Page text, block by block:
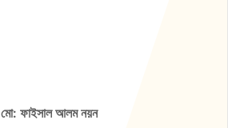
মো: ফাইসাল আলম নয়ন